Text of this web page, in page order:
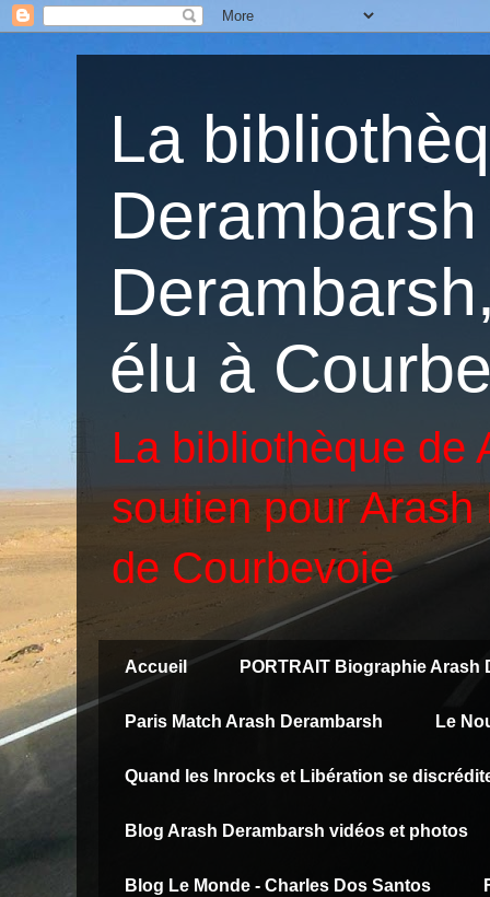
La
élu à
La bibliothèque de
soutien pour
de Courbevoie
Accueil PORTRAIT Biographie Arash
Paris Match Arash Derambarsh Le
Quand les Inrocks et Libération se
Blog Arash Derambarsh vidéos et photos
Blog Le Monde - Charles Dos Santos